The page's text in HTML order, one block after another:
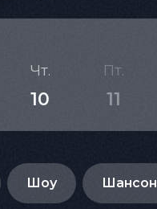
Чт.
10
Пт.
11
Шоу Шансон